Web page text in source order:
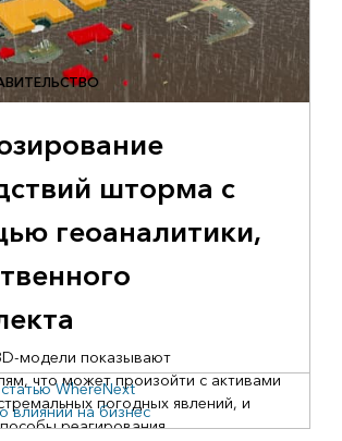
шторма с
геоаналитики,
модели показывают
что может произойти с активами
погодных явлений, и
реагирования.
WhereNext
влиянии на бизнес